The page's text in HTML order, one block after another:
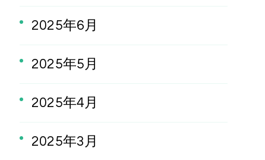
2025年6月
2025年5月
2025年4月
2025年3月